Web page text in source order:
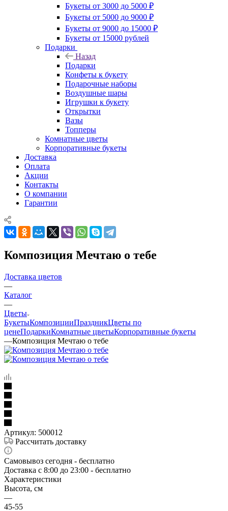
Букеты от 3000 до 5000 ₽
Букеты от 5000 до 9000 ₽
Букеты от 9000 до 15000 ₽
Букеты от 15000 рублей
Подарки
Назад
Подарки
Конфеты к букету
Подарочные наборы
Воздушные шары
Игрушки к букету
Открытки
Вазы
Топперы
Комнатные цветы
Корпоративные букеты
Доставка
Оплата
Акции
Контакты
О компании
Гарантии
Композиция Мечтаю о тебе
Доставка цветов
—
Каталог
—
Цветы
БукетыКомпозицииПраздникЦветы по
ценеПодаркиКомнатные цветыКорпоративные букеты
—Композиция Мечтаю о тебе
Артикул: 500012
Рассчитать доставку
Самовывоз сегодня - бесплатно
Доставка c 8:00 до 23:00 - бесплатно
Характеристики
Высота, см
—
45-55